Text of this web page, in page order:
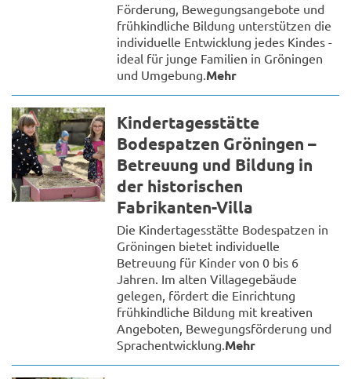
Förderung, Bewegungsangebote und
frühkindliche Bildung unterstützen die
individuelle Entwicklung jedes Kindes -
ideal für junge Familien in Gröningen
und Umgebung.Mehr
Kindertagesstätte
Bodespatzen Gröningen –
Betreuung und Bildung in
der historischen
Fabrikanten-Villa
Die Kindertagesstätte Bodespatzen in
Gröningen bietet individuelle
Betreuung für Kinder von 0 bis 6
Jahren. Im alten Villagegebäude
gelegen, fördert die Einrichtung
frühkindliche Bildung mit kreativen
Angeboten, Bewegungsförderung und
Sprachentwicklung.Mehr